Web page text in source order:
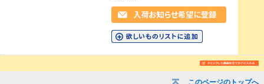
このページのトップへ